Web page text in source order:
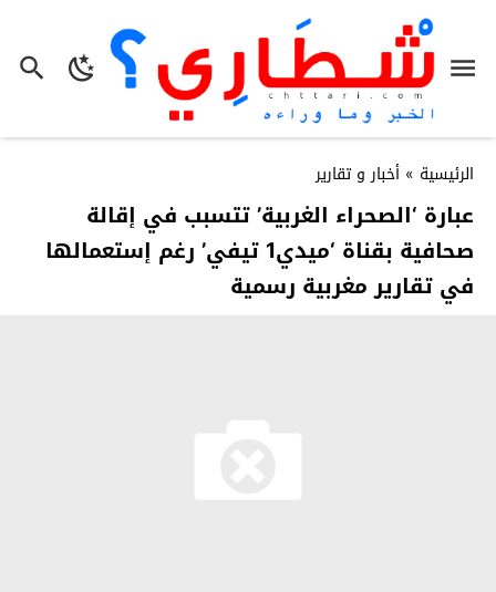
الرئيسية » أخبار و تقارير
عبارة ‘الصحراء الغربية’ تتسبب في إقالة
صحافية بقناة ‘ميدي1 تيفي’ رغم إستعمالها
في تقارير مغربية رسمية